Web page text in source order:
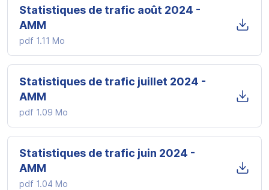
Statistiques de trafic août 2024 -
AMM
pdf 1.11 Mo
Statistiques de trafic juillet 2024 -
AMM
pdf 1.09 Mo
Statistiques de trafic juin 2024 -
AMM
pdf 1.04 Mo